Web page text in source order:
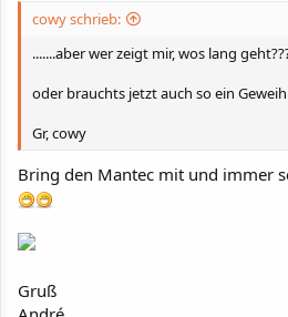
cowy schrieb:
.......aber wer zeigt mir, wos lang
oder brauchts jetzt auch so ein
Gr, cowy
Bring den Mantec mit und immer
Gruß